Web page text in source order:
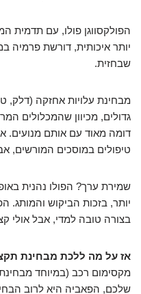
הפולקסווגן פולו, עם תדמית
יותר איכותית, דורשת
שבחזית.
מבחינת עלויות אחזקה (דלק,
גדולים, מכיוון שהמכלולים
דומה מאוד עם אותם מנועים.
טיפולים במוסכים המורשים,
שמירת ערך? הפולו נהנית
יותר, בזכות הביקוש
בצורה טובה למדי, אבל אולי
אז על מה ללכת מבחינת
מקסימום רכב (במיוחד
שלכם, הפאביה היא לרוב